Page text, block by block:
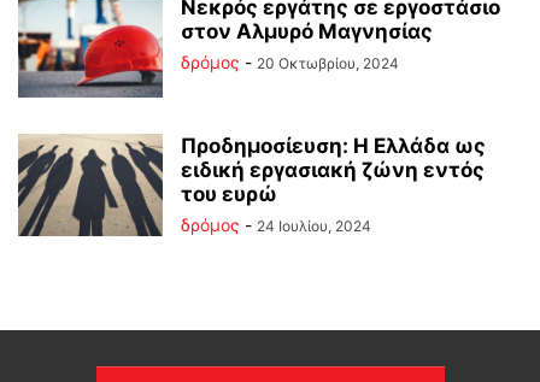
Νεκρός εργάτης σε εργοστάσιο
στον Αλμυρό Μαγνησίας
δρόμος - 20 Οκτωβρίου, 2024
Προδημοσίευση: Η Ελλάδα ως
ειδική εργασιακή ζώνη εντός
του ευρώ
δρόμος - 24 Ιουλίου, 2024